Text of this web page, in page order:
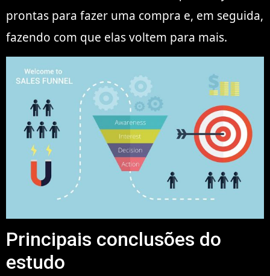
prontas para fazer uma compra e, em seguida,
fazendo com que elas voltem para mais.
Principais conclusões do
estudo